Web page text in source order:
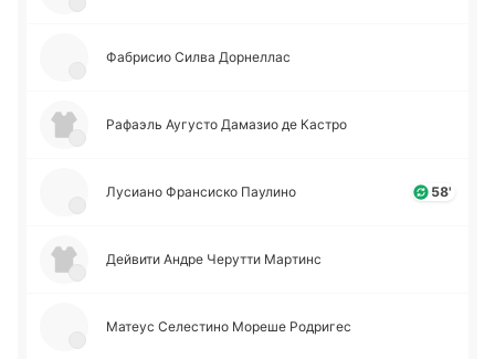
Фа­бри­сио Силва До­рне­ллас
Ра­фаэль Ау­гу­сто Да­ма­зио де Кастро
Лу­сиа­но Фра­нси­ско Пау­ли­но 58'
Дей­ви­ти Андре Че­ру­тти Ма­ртинс
Матеус Се­ле­сти­но Мореше Ро­дри­гес